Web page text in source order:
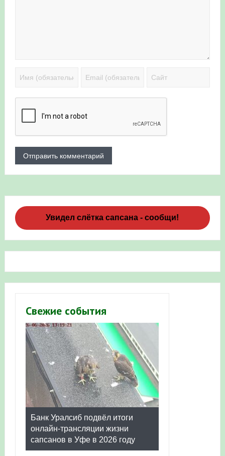
Увидел слётка сапсана - сообщи!
Свежие события
Банк Уралсиб подвёл итоги
онлайн-трансляции жизни
сапсанов в Уфе в 2026 году